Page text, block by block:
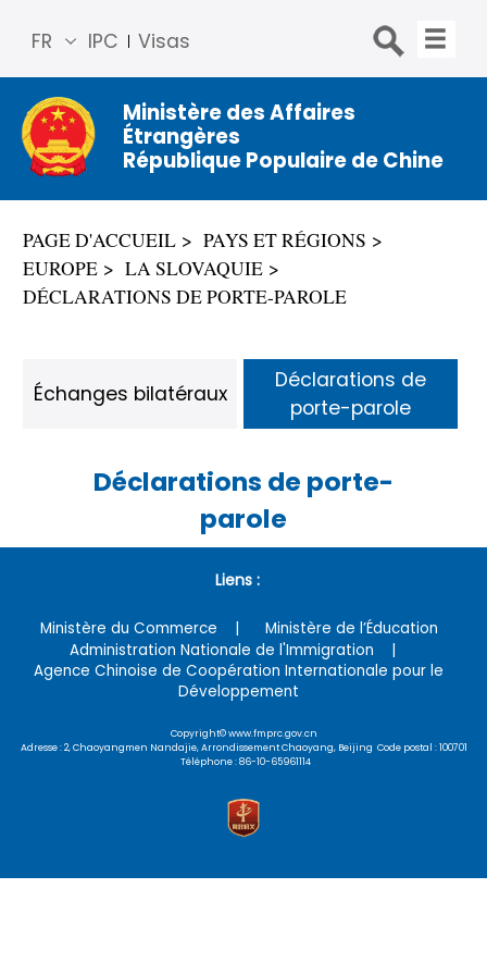
IPC Visas
FR
简体
中文
Engli
sh
Русс
Espa
ñol
Ministère des Affaires
Étrangères
République Populaire de Chine
PAGE D'ACCUEIL
PAYS ET RÉGIONS
EUROPE
LA SLOVAQUIE
DÉCLARATIONS DE PORTE-PAROLE
Déclarations de porte-
parole
Échanges bilatéraux
Déclarations de
porte-parole
Liens :
Ministère du Commerce
Ministère de l’Éducation
Administration Nationale de l'Immigration
Agence Chinoise de Coopération Internationale pour le
Développement
Copyright© www.fmprc.gov.cn
Adresse : 2, Chaoyangmen Nandajie, Arrondissement Chaoyang, Beijing Code postal : 100701
Téléphone : 86-10-65961114